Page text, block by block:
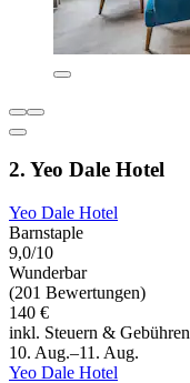
2. Yeo Dale Hotel
Yeo Dale Hotel
Barnstaple
9,0/10
Wunderbar
(201 Bewertungen)
140 €
inkl. Steuern & Gebühren
10. Aug.–11. Aug.
Yeo Dale Hotel